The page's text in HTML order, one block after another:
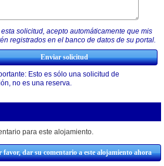
solicitud, acepto automáticamente que mis
registrados en el banco de datos de su portal.
Esto es sólo una solicitud de
no es una reserva.
para este alojamiento.
favor, dar su comentario a este alojamiento ahora